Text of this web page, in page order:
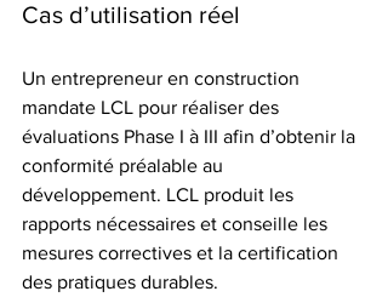
Cas d’utilisation réel
Un entrepreneur en construction
mandate LCL pour réaliser des
évaluations Phase I à III afin d’obtenir la
conformité préalable au
développement. LCL produit les
rapports nécessaires et conseille les
mesures correctives et la certification
des pratiques durables.